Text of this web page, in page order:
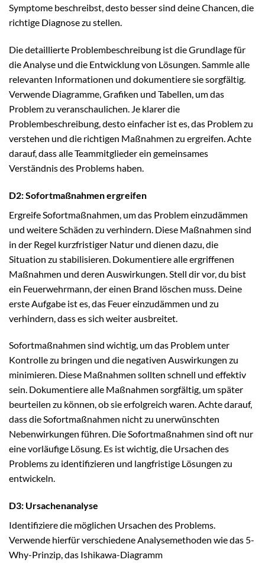
Symptome beschreibst, desto besser sind deine Chancen, die
richtige Diagnose zu stellen.
Die detaillierte Problembeschreibung ist die Grundlage für
die Analyse und die Entwicklung von Lösungen. Sammle alle
relevanten Informationen und dokumentiere sie sorgfältig.
Verwende Diagramme, Grafiken und Tabellen, um das
Problem zu veranschaulichen. Je klarer die
Problembeschreibung, desto einfacher ist es, das Problem zu
verstehen und die richtigen Maßnahmen zu ergreifen. Achte
darauf, dass alle Teammitglieder ein gemeinsames
Verständnis des Problems haben.
D2: Sofortmaßnahmen ergreifen
Ergreife Sofortmaßnahmen, um das Problem einzudämmen
und weitere Schäden zu verhindern. Diese Maßnahmen sind
in der Regel kurzfristiger Natur und dienen dazu, die
Situation zu stabilisieren. Dokumentiere alle ergriffenen
Maßnahmen und deren Auswirkungen. Stell dir vor, du bist
ein Feuerwehrmann, der einen Brand löschen muss. Deine
erste Aufgabe ist es, das Feuer einzudämmen und zu
verhindern, dass es sich weiter ausbreitet.
Sofortmaßnahmen sind wichtig, um das Problem unter
Kontrolle zu bringen und die negativen Auswirkungen zu
minimieren. Diese Maßnahmen sollten schnell und effektiv
sein. Dokumentiere alle Maßnahmen sorgfältig, um später
beurteilen zu können, ob sie erfolgreich waren. Achte darauf,
dass die Sofortmaßnahmen nicht zu unerwünschten
Nebenwirkungen führen. Die Sofortmaßnahmen sind oft nur
eine vorläufige Lösung. Es ist wichtig, die Ursachen des
Problems zu identifizieren und langfristige Lösungen zu
entwickeln.
D3: Ursachenanalyse
Identifiziere die möglichen Ursachen des Problems.
Verwende hierfür verschiedene Analysemethoden wie das 5-
Why-Prinzip, das Ishikawa-Diagramm